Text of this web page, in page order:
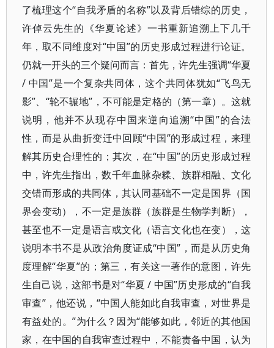
了梳理这个“自我矛盾的名称”以及背后错综的历史，
许倬云先生的《华夏论述》一书重新追溯上下几千
年，取不同维度对“中国”的历史形成过程进行论证。
仍就一开头的三个疑问而言：首先，许先生强调“华夏
/ 中国”是一个复杂共同体，这个共同体犹如“飞鸟无
影”、“轮不辗地”，不可能是定格的（第一章）。这就
说明，他并不从现存中国来逆向追溯“中国”的合法
性，而是从曲折变迁中回顾“中国”的形成过程，来理
解其历史合理性的；其次，在“中国”的历史形成过程
中，许先生指出，数千年血脉杂糅、族群相融、文化
交错而形成的共同体，其认同基础不一定是国界（国
界会变动），不一定是族群（族群是生物学判断），
甚至也不一定是语言或文化（语言文化也在变），这
说明本书不是从政治角度证成“中国”，而是从历史角
度理解“华夏”的；第三，有关这一著作的意图，许先
生自己说，这部书是对“华夏 / 中国”历史形成的“自我
审查”，他还说，“中国人能如此自我审查，对世界是
有益处的。”为什么？因为“能够如此，邻近的其他国
家，在中国的自我审查过程中，不能责备中国，认为